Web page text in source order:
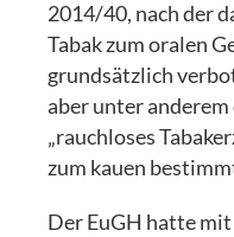
2014/40, nach der
Tabak zum oralen
grundsätzlich
aber unter anderem
„rauchloses
zum kauen
Der EuGH hatte